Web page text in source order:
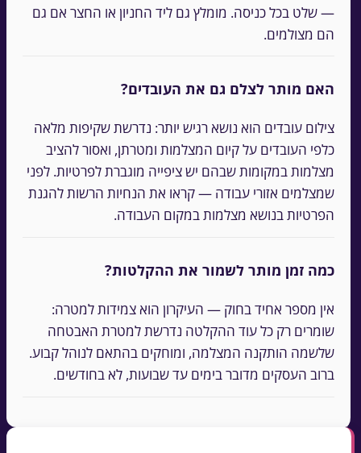
— שלט בכל כניסה. מומלץ גם ליד החניון או החצר אם גם
הם מצולמים.
האם מותר לצלם גם את העובדים?
צילום עובדים הוא נושא רגיש יותר: נדרשת שקיפות מלאה
כלפי העובדים על קיום המצלמות ומטרתן, ואסור להציב
מצלמות במקומות שבהם יש ציפייה מוגברת לפרטיות. לפני
שמצלמים אזורי עבודה — קראו את הנחיות הרשות להגנת
הפרטיות בנושא מצלמות במקום העבודה.
כמה זמן מותר לשמור את ההקלטות?
אין מספר אחיד בחוק — העיקרון הוא צמידות למטרה:
שומרים רק כל עוד ההקלטה נדרשת למטרת האבטחה
שלשמה הותקנה המצלמה, ומוחקים בהתאם לנוהל קבוע.
ברוב העסקים מדובר בימים עד שבועות, לא בחודשים.